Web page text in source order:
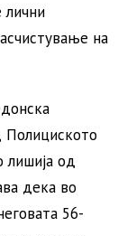
лични
на
Полициското
од
дека во
56-